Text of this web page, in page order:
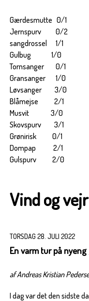
Gærdesmutte 0/1
Jernspurv 0/2
sangdrossel 1/1
Gulbug 1/0
Tornsanger 0/1
Gransanger 1/0
Løvsanger 3/0
Blåmejse 2/1
Musvit 3/0
Skovspurv 3/1
Grønirisk 0/1
Dompap 2/1
Gulspurv 2/0
Vind og
TORSDAG 28. JULI 2022
En varm tur på
af Andreas Kristian
I dag var det den sidste